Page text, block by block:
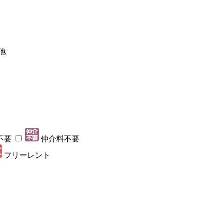
要
仲介料不要
フリーレント